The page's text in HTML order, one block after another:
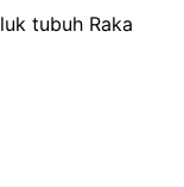
tubuh Raka